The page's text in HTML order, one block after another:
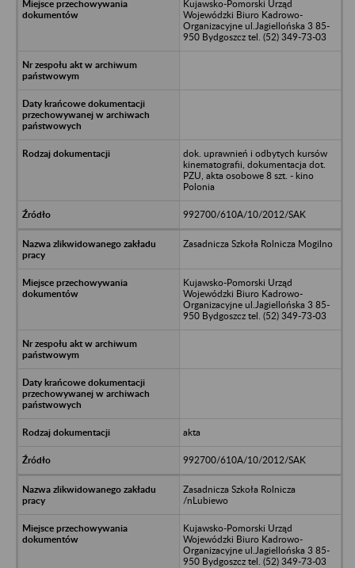
Kujawsko-Pomorski Urząd
Wojewódzki Biuro Kadrowo-
Organizacyjne ul.Jagiellońska 3 85-
950 Bydgoszcz tel. (52) 349-73-03
dok. uprawnień i odbytych kursów
kinematografii, dokumentacja dot.
PZU, akta osobowe 8 szt. - kino
Polonia
992700/610A/10/2012/SAK
Zasadnicza Szkoła Rolnicza Mogilno
Kujawsko-Pomorski Urząd
Wojewódzki Biuro Kadrowo-
Organizacyjne ul.Jagiellońska 3 85-
950 Bydgoszcz tel. (52) 349-73-03
akta
992700/610A/10/2012/SAK
Zasadnicza Szkoła Rolnicza
/nLubiewo
Kujawsko-Pomorski Urząd
Wojewódzki Biuro Kadrowo-
Organizacyjne ul.Jagiellońska 3 85-
950 Bydgoszcz tel. (52) 349-73-03